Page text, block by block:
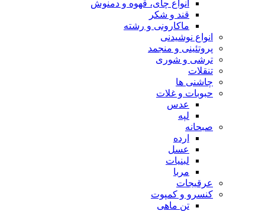
انواع چای، قهوه و دمنوش
قند و شکر
ماکارونی و رشته
انواع نوشیدنی
پروتئینی و منجمد
ترشی و شوری
تنقلات
چاشنی ها
حبوبات و غلات
عدس
لپه
صبحانه
ارده
عسل
لبنیات
مربا
عرقیجات
کنسرو و کمپوت
تن ماهی